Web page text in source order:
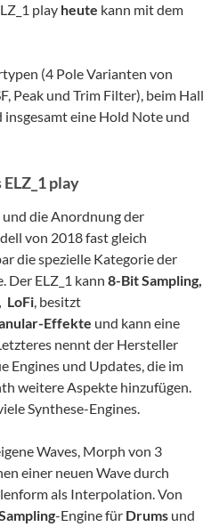
play heute kann mit dem
(4 Pole Varianten von
Peak und Trim Filter), beim Hall
eine Hold Note und
play
die Anordnung der
von 2018 fast gleich
die spezielle Kategorie der
Der ELZ_1 kann 8-Bit Sampling,
LoFi, besitzt
Effekte und kann eine
nennt der Hersteller
Engines und Updates, die im
weitere Aspekte hinzufügen.
Synthese-Engines.
Waves, Morph von 3
einer neuen Wave durch
als Interpolation. Von
-Engine für Drums und